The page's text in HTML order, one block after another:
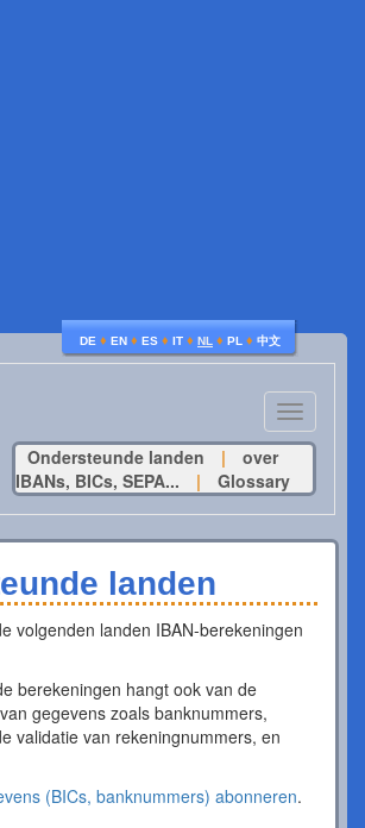
DE ♦ EN ♦ ES ♦ IT ♦ NL ♦ PL ♦ 中文
Toggle
navigation
Ondersteunde landen
|
over
IBANs, BICs, SEPA...
| Glossary
landen
volgenden landen IBAN-berekeningen
berekeningen hangt ook van de
gegevens zoals banknummers,
validatie van rekeningnummers, en
(BICs, banknummers) abonneren.